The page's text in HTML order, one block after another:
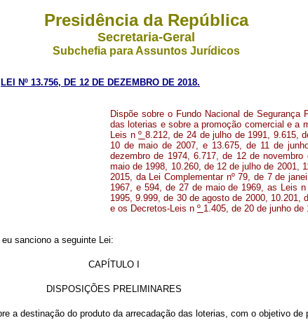
Presidência da República
Secretaria-Geral
Subchefia para Assuntos Jurídicos
LEI Nº 13.756, DE 12 DE DEZEMBRO DE 2018.
Dispõe sobre o Fundo Nacional de
das loterias e sobre a promoção comercial e a
Leis nº 8.212, de 24 de julho de 1991, 9.615,
10 de maio de 2007, e 13.675, de 11 de
dezembro de 1974, 6.717, de 12 de
maio de 1998, 10.260, de 12 de julho de 2001,
2015, da Lei Complementar nº 79, de 7 de
1967, e 594, de 27 de maio de 1969, as Leis
1995, 9.999, de 30 de agosto de 2000, 10.201,
e os Decretos-Leis n º 1.405, de 20 de junho
sanciono a seguinte Lei:
CAPÍTULO I
DISPOSIÇÕES PRELIMINARES
a destinação do produto da arrecadação das loterias, com o objetivo de